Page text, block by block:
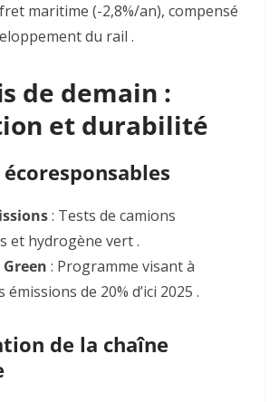
maritime (-2,8%/an), compensé
du rail .
de demain :
et durabilité
: Tests de camions
et hydrogène vert .
: Programme visant à
de 20% d’ici 2025 .
de la chaîne